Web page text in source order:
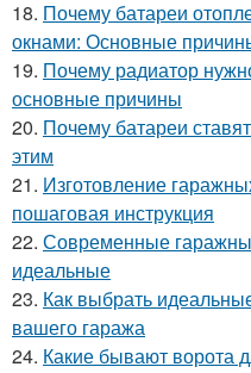
18. Почему батареи
окнами: Основные
19. Почему радиатор
основные причины
20. Почему батареи
этим
21. Изготовление
пошаговая инструкция
22. Современные
идеальные
23. Как выбрать
вашего гаража
24. Какие бывают ворота